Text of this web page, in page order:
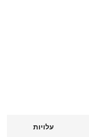
עלויות